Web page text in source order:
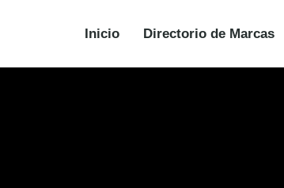
Inicio Directorio de Marcas